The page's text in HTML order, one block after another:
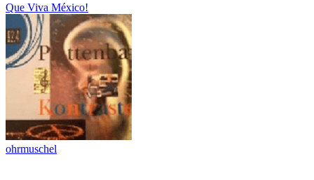
Que Viva México!
ohrmuschel